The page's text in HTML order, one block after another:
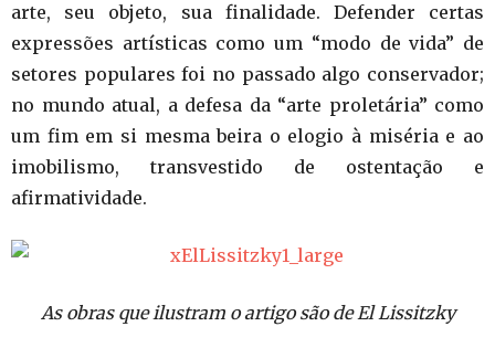
arte, seu objeto, sua finalidade. Defender certas
expressões artísticas como um “modo de vida” de
setores populares foi no passado algo conservador;
no mundo atual, a defesa da “arte proletária” como
um fim em si mesma beira o elogio à miséria e ao
imobilismo, transvestido de ostentação e
afirmatividade.
As obras que ilustram o artigo são deEl Lissitzky